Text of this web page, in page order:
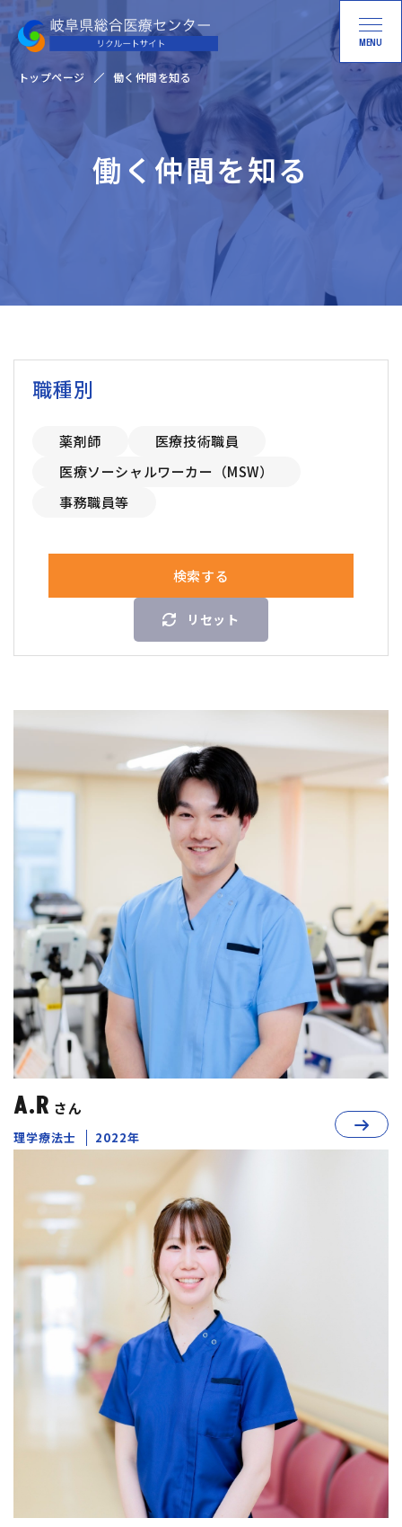
MENU
トップページ 働く仲間を知る
働く仲間を知る
職種別
薬剤師
医療技術職員
医療ソーシャルワーカー（MSW）
事務職員等
検索する
リセット
A.R さん
理学療法士 2022年